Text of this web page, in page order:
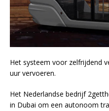
Het systeem voor zelfrijdend
uur vervoeren.
Het Nederlandse bedrijf
in Dubai om een autonoom